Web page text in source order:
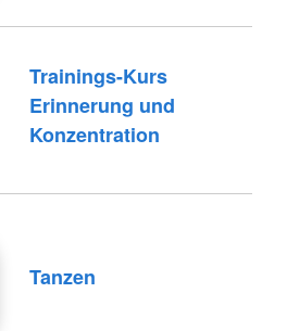
Trainings-Kurs
Erinnerung und
Konzentration
Tanzen